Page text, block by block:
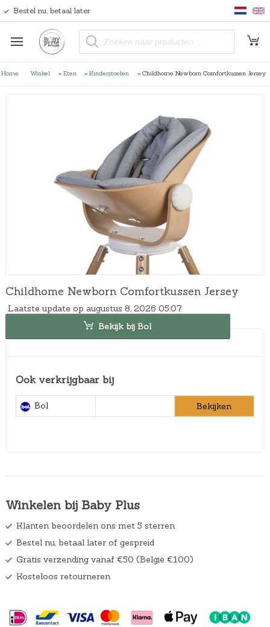
Bestel nu, betaal later
P
o
Home Winkel » Eten » Kinderstoelen » Childhome Newborn Comfortkussen Jersey
Childhome Newborn Comfortkussen Jersey
Laatste update op augustus 8, 2026 05:07
Bekijk bij Bol
Ook verkrijgbaar bij
Bol Bekijken
Winkelen bij Baby Plus
Klanten beoordelen ons met 5 sterren
Bestel nu, betaal later of gespreid
Gratis verzending vanaf €50 (België €100)
Kosteloos retourneren